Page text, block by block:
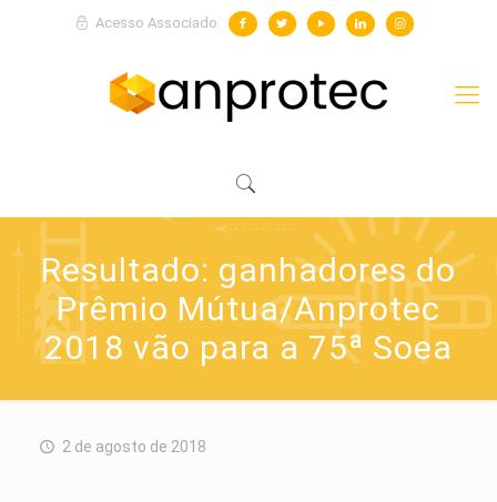
Acesso Associado
Resultado: ganhadores do
Prêmio Mútua/Anprotec
2018 vão para a 75ª Soea
2 de agosto de 2018